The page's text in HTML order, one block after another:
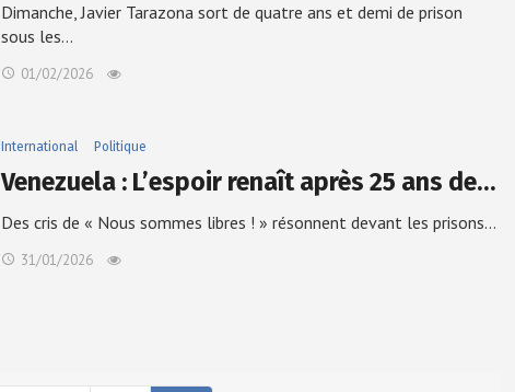
Dimanche, Javier Tarazona sort de quatre ans et demi de prison
sous les…
01/02/2026
International Politique
Venezuela : L’espoir renaît après 25 ans de…
Des cris de « Nous sommes libres ! » résonnent devant les prisons…
31/01/2026